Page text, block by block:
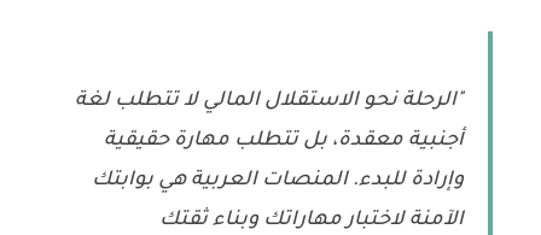
"الرحلة نحو الاستقلال المالي لا تتطلب لغة
أجنبية معقدة، بل تتطلب مهارة حقيقية
وإرادة للبدء. المنصات العربية هي بوابتك
الآمنة لاختبار مهاراتك وبناء ثقتك